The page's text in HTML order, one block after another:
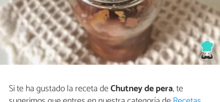
Si te ha gustado la receta deChutney de pera, te